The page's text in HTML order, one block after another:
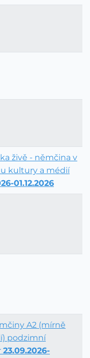
živě - němčina v
kultury a médií
01.12.2026
A2 (mírně
podzimní
23.09.2026-